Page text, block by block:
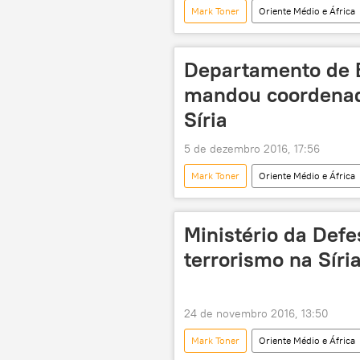
Mark Toner Oriente Médio e África
Roma
Leste de Aleppo
conflito
Departamento de
mandou
Síria
5 de dezembro 2016, 17:56
Mark Toner Oriente Médio e África
Aleppo
Ministério da Defesa
Ministério da
terrorismo na
24 de novembro 2016, 13:50
Mark Toner Oriente Médio e África